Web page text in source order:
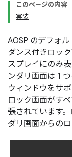
このページの内容
実装
AOSP のデフォ
ダンス付きロッ
スプレイにのみ
ンダリ画面は 1
ウィンドウをサ
ロック画面がす
張されています
ダリ画面からの